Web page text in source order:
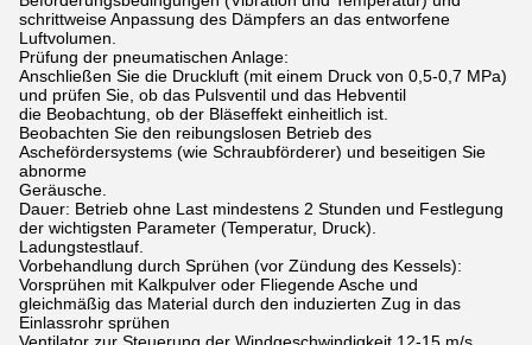
schrittweise Anpassung des Dämpfers an das entworfene
Luftvolumen.
Prüfung der pneumatischen Anlage:
Anschließen Sie die Druckluft (mit einem Druck von 0,5-0,7 MPa)
und prüfen Sie, ob das Pulsventil und das Hebventil
die Beobachtung, ob der Bläseffekt einheitlich ist.
Beobachten Sie den reibungslosen Betrieb des
Aschefördersystems (wie Schraubförderer) und beseitigen Sie
abnorme
Geräusche.
Dauer: Betrieb ohne Last mindestens 2 Stunden und Festlegung
der wichtigsten Parameter (Temperatur, Druck).
Ladungstestlauf.
Vorbehandlung durch Sprühen (vor Zündung des Kessels):
Vorsprühen mit Kalkpulver oder Fliegende Asche und
gleichmäßig das Material durch den induzierten Zug in das
Einlassrohr sprühen